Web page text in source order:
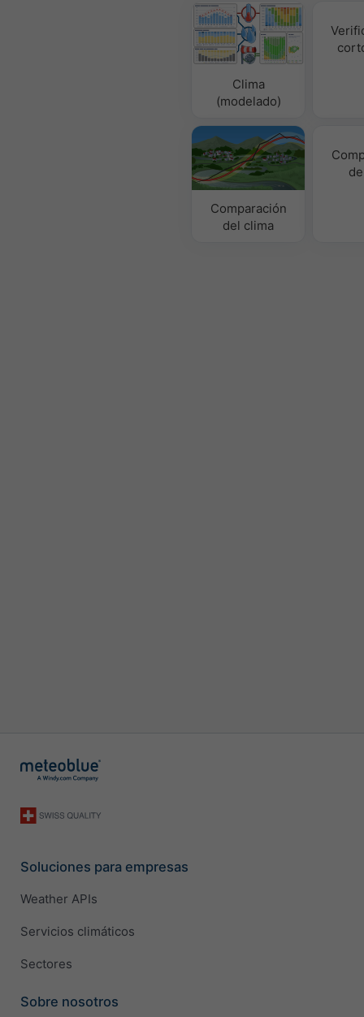
Clima
(modelado)
Comparación
del clima
Soluciones para empresas
Weather APIs
Servicios climáticos
Sectores
Sobre nosotros